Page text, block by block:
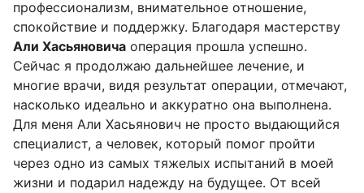
профессионализм, внимательное отношение,
спокойствие и поддержку. Благодаря мастерству
Али Хасьяновича операция прошла успешно.
Сейчас я продолжаю дальнейшее лечение, и
многие врачи, видя результат операции, отмечают,
насколько идеально и аккуратно она выполнена.
Для меня Али Хасьянович не просто выдающийся
специалист, а человек, который помог пройти
через одно из самых тяжелых испытаний в моей
жизни и подарил надежду на будущее. От всей